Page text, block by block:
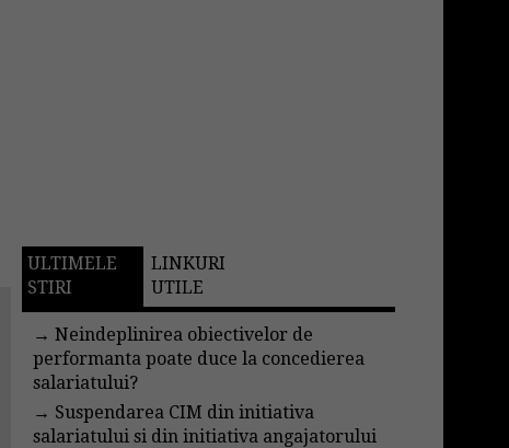
ULTIMELE
STIRI
LINKURI
UTILE
→Neindeplinirea obiectivelor de
performanta poate duce la concedierea
salariatului?
→ Suspendarea CIM din initiativa
salariatului si din initiativa angajatorului